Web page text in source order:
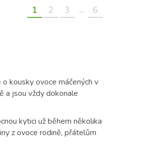
1 2 3 .. 6
kousky ovoce máčených v
a jsou vždy dokonale
kytici už během několika
z ovoce rodině, přátelům